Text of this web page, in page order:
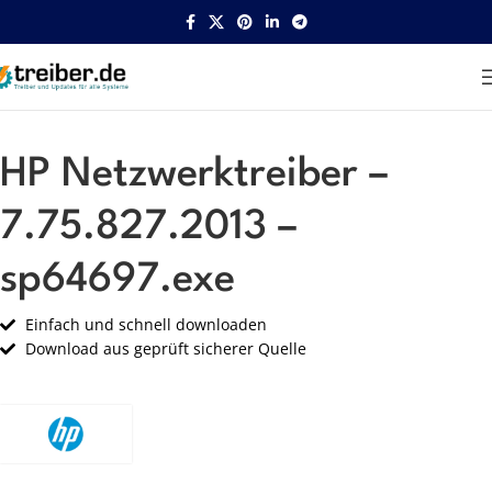
Startseite HP Netzwerk
HP Netzwerktreiber –
7.75.827.2013 –
sp64697.exe
Einfach und schnell downloaden
Download aus geprüft sicherer Quelle